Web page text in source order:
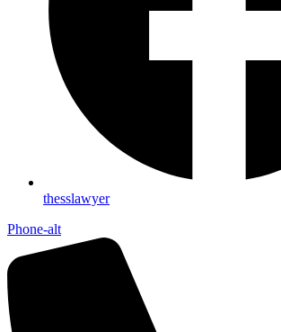
thesslawyer
Phone-alt